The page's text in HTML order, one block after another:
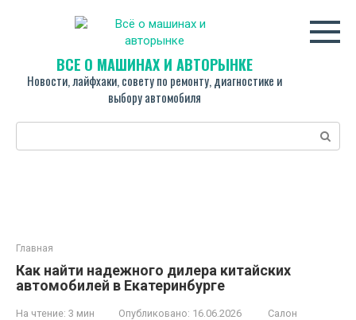
ВСЁ О МАШИНАХ И АВТОРЫНКЕ
Новости, лайфхаки, совету по ремонту, диагностике и
выбору автомобиля
Поиск:
Главная
Как найти надежного дилера китайских
автомобилей в Екатеринбурге
На чтение: 3 мин Опубликовано: 16.06.2026
Салон